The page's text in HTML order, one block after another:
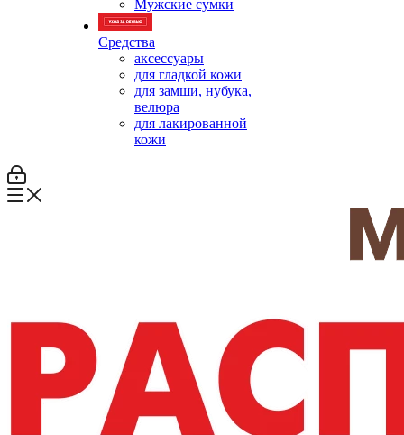
Мужские сумки
Средства
аксессуары
для гладкой кожи
для замши, нубука,
велюра
для лакированной
кожи